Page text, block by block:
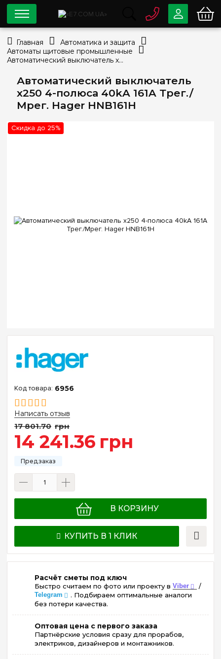
Автоматический выключатель
x250 4-полюса 40kA 161A Трег./
Мрег. Hager HNB161H
Скидка до 25%
6956
Написать отзыв
17 801.70 грн
14 241.36 грн
В КОРЗИНУ
КУПИТЬ В 1 КЛИК
Расчёт сметы под ключ
Быстро считаем по фото или проекту в Viber /
Telegram
. Подбираем оптимальные аналоги
без потери качества.
Оптовая цена с первого заказа
Партнёрские условия сразу для прорабов,
электриков, дизайнеров и монтажников.
0 800 33-63-07
Бесплатно
info@e7.com.ua
Viber Telegram
Главная
Автоматика и защита
Автоматы щитовые промышленные
Автоматический выключатель x250 4-полюса 40kA 161A Трег./Мрег. Hager HNB161H